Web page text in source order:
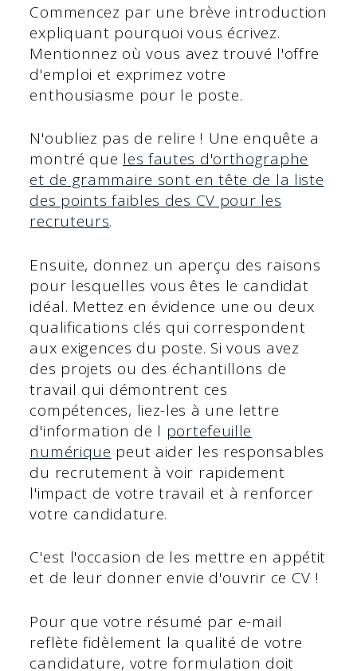
Commencez par une brève introduction
expliquant pourquoi vous écrivez.
Mentionnez où vous avez trouvé l'offre
d'emploi et exprimez votre
enthousiasme pour le poste.
N'oubliez pas de relire ! Une enquête a
montré que les fautes d'orthographe
et de grammaire sont en tête de la liste
des points faibles des CV pour les
recruteurs.
Ensuite, donnez un aperçu des raisons
pour lesquelles vous êtes le candidat
idéal. Mettez en évidence une ou deux
qualifications clés qui correspondent
aux exigences du poste. Si vous avez
des projets ou des échantillons de
travail qui démontrent ces
compétences, liez-les à une lettre
d'information de l portefeuille
numérique peut aider les responsables
du recrutement à voir rapidement
l'impact de votre travail et à renforcer
votre candidature.
C'est l'occasion de les mettre en appétit
et de leur donner envie d'ouvrir ce CV !
Pour que votre résumé par e-mail
reflète fidèlement la qualité de votre
candidature, votre formulation doit